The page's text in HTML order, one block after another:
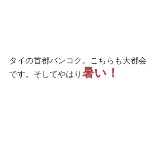
タイの首都バンコク。こちらも大都会
です。そしてやはり 暑い！